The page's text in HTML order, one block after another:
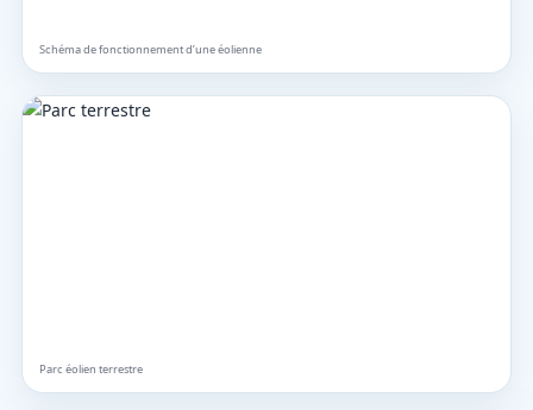
Schéma de fonctionnement d’une éolienne
Parc éolien terrestre